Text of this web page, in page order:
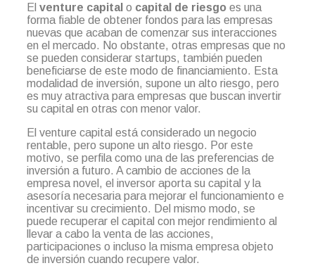
El venture capital o capital de riesgo es una
forma fiable de obtener fondos para las empresas
nuevas que acaban de comenzar sus interacciones
en el mercado. No obstante, otras empresas que no
se pueden considerar startups, también pueden
beneficiarse de este modo de financiamiento. Esta
modalidad de inversión, supone un alto riesgo, pero
es muy atractiva para empresas que buscan invertir
su capital en otras con menor valor.
El venture capital está considerado un negocio
rentable, pero supone un alto riesgo. Por este
motivo, se perfila como una de las preferencias de
inversión a futuro. A cambio de acciones de la
empresa novel, el inversor aporta su capital y la
asesoría necesaria para mejorar el funcionamiento e
incentivar su crecimiento. Del mismo modo, se
puede recuperar el capital con mejor rendimiento al
llevar a cabo la venta de las acciones,
participaciones o incluso la misma empresa objeto
de inversión cuando recupere valor.